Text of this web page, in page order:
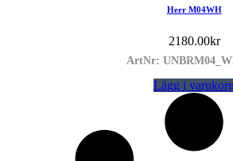
Herr M04WH
2180.00kr
ArtNr:
Lägg i varukorg